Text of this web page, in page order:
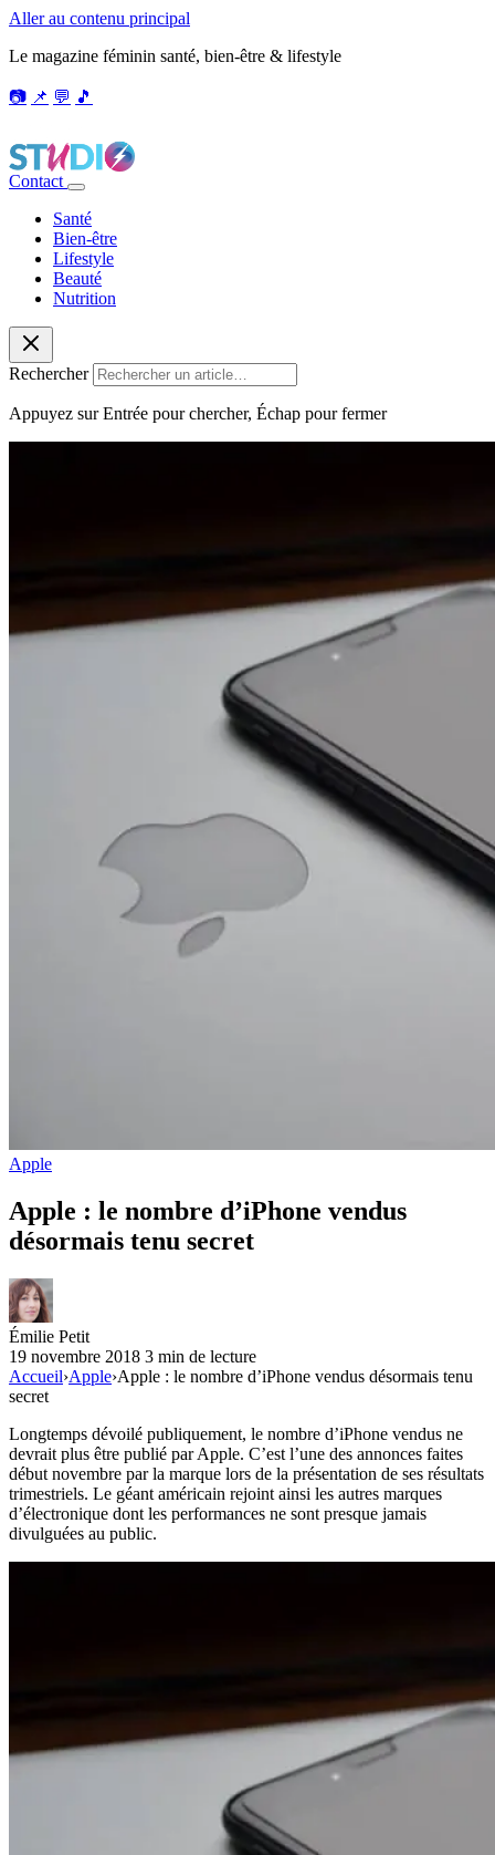
Aller au contenu principal
Le magazine féminin santé, bien-être & lifestyle
📷 📌 💬 🎵
Contact
Santé
Bien-être
Lifestyle
Beauté
Nutrition
Rechercher
Appuyez sur Entrée pour chercher, Échap pour fermer
Apple
Apple : le nombre d’iPhone vendus
désormais tenu secret
Émilie Petit
19 novembre 2018 3 min de lecture
Accueil›Apple›Apple : le nombre d’iPhone vendus désormais tenu
secret
Longtemps dévoilé publiquement, le nombre d’iPhone vendus ne
devrait plus être publié par Apple. C’est l’une des annonces faites
début novembre par la marque lors de la présentation de ses résultats
trimestriels. Le géant américain rejoint ainsi les autres marques
d’électronique dont les performances ne sont presque jamais
divulguées au public.